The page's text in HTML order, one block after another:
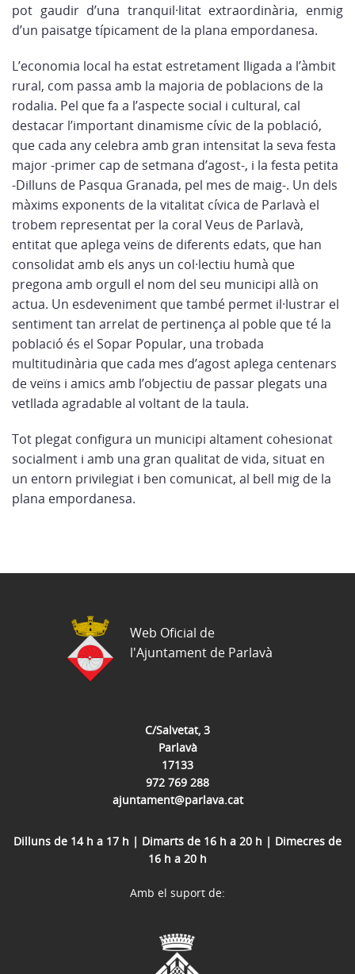
pot gaudir d’una tranquil·litat extraordinària, enmig
d’un paisatge típicament de la plana empordanesa.
L’economia local ha estat estretament lligada a l’àmbit
rural, com passa amb la majoria de poblacions de la
rodalia. Pel que fa a l’aspecte social i cultural, cal
destacar l’important dinamisme cívic de la població,
que cada any celebra amb gran intensitat la seva festa
major -primer cap de setmana d’agost-, i la festa petita
-Dilluns de Pasqua Granada, pel mes de maig-. Un dels
màxims exponents de la vitalitat cívica de Parlavà el
trobem representat per la coral Veus de Parlavà,
entitat que aplega veïns de diferents edats, que han
consolidat amb els anys un col·lectiu humà que
pregona amb orgull el nom del seu municipi allà on
actua. Un esdeveniment que també permet il·lustrar el
sentiment tan arrelat de pertinença al poble que té la
població és el Sopar Popular, una trobada
multitudinària que cada mes d’agost aplega centenars
de veïns i amics amb l’objectiu de passar plegats una
vetllada agradable al voltant de la taula.
Tot plegat configura un municipi altament cohesionat
socialment i amb una gran qualitat de vida, situat en
un entorn privilegiat i ben comunicat, al bell mig de la
plana empordanesa.
C/Salvetat, 3
Parlavà
17133
972 769 288
ajuntament@parlava.cat
Dilluns de 14 h a 17 h | Dimarts de 16 h a 20 h | Dimecres de
16 h a 20 h
Web Oficial de
l'Ajuntament de Parlavà
Amb el suport de: